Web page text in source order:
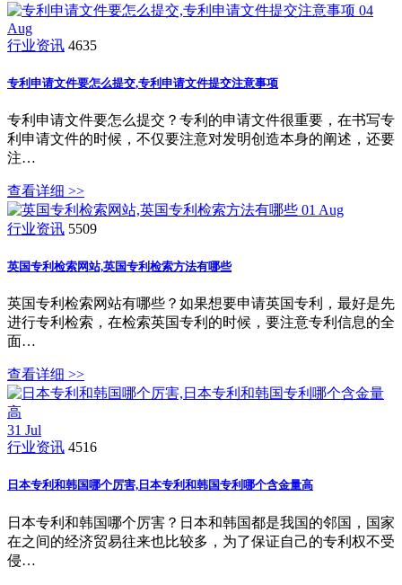
04
Aug
行业资讯 4635
专利申请文件要怎么提交,专利申请文件提交注意事项
专利申请文件要怎么提交？专利的申请文件很重要，在书写专
利申请文件的时候，不仅要注意对发明创造本身的阐述，还要
注…
查看详细 >>
01 Aug
行业资讯 5509
英国专利检索网站,英国专利检索方法有哪些
英国专利检索网站有哪些？如果想要申请英国专利，最好是先
进行专利检索，在检索英国专利的时候，要注意专利信息的全
面…
查看详细 >>
31 Jul
行业资讯 4516
日本专利和韩国哪个厉害,日本专利和韩国专利哪个含金量高
日本专利和韩国哪个厉害？日本和韩国都是我国的邻国，国家
在之间的经济贸易往来也比较多，为了保证自己的专利权不受
侵…